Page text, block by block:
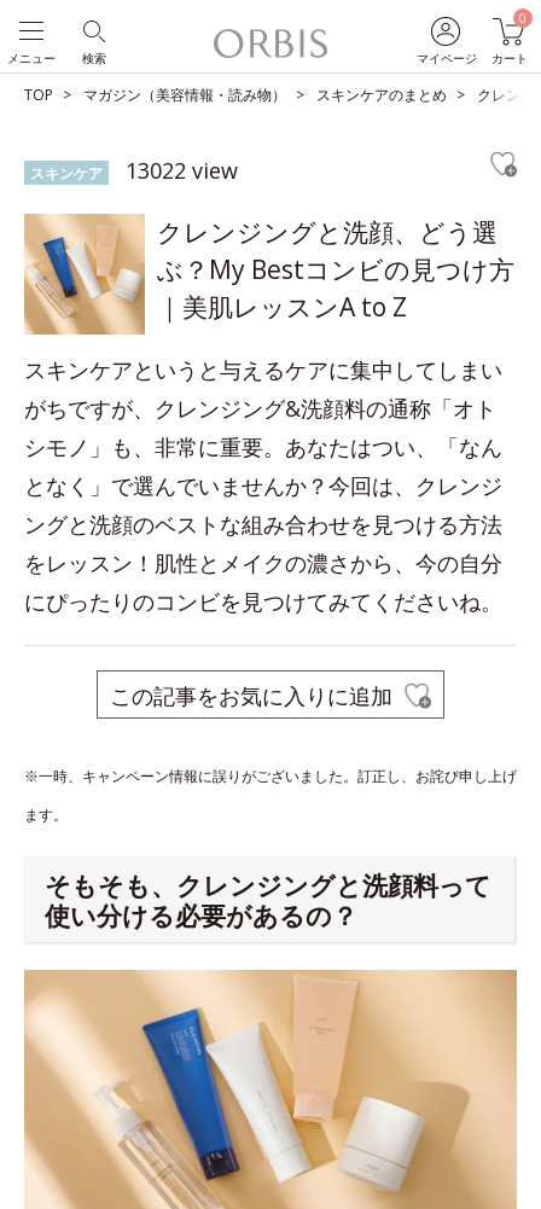
マイページ
0
カート
検索
メニュー
TOP マガジン（美容情報・読み物） スキンケアのまとめ クレンジ
スキンケア 13022 view
クレンジングと洗顔、どう選
ぶ？My Bestコンビの見つけ方
｜美肌レッスンA to Z
スキンケアというと与えるケアに集中してしまい
がちですが、クレンジング&洗顔料の通称「オト
シモノ」も、非常に重要。あなたはつい、「なん
となく」で選んでいませんか？今回は、クレンジ
ングと洗顔のベストな組み合わせを見つける方法
をレッスン！肌性とメイクの濃さから、今の自分
にぴったりのコンビを見つけてみてくださいね。
この記事をお気に入りに追加
※一時、キャンペーン情報に誤りがございました。訂正し、お詫び申し上げ
ます。
そもそも、クレンジングと洗顔料って
使い分ける必要があるの？